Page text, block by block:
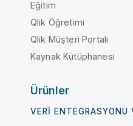
Eğitim
Qlik Öğretimi
Qlik Müşteri Portalı
Kaynak Kütüphanesi
Ürünler
VERI ENTEGRASYONU